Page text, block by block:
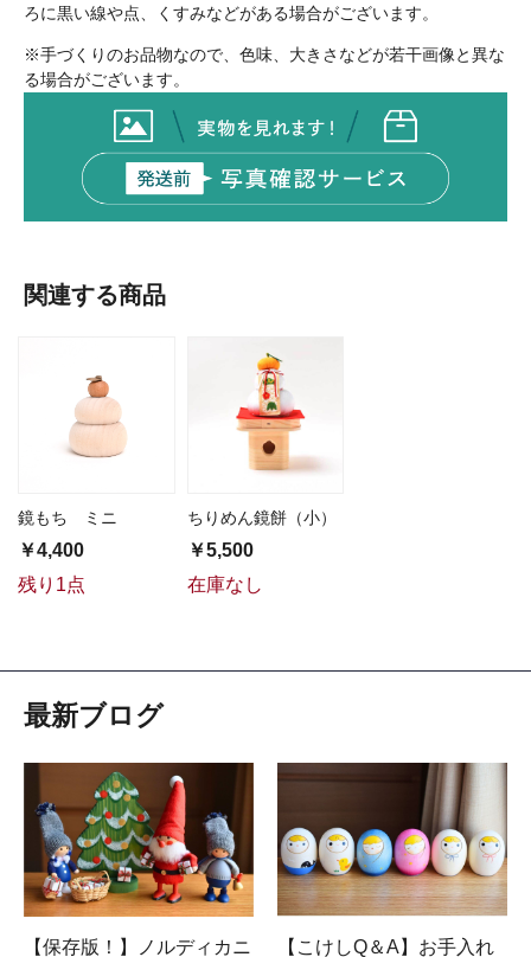
ろに黒い線や点、くすみなどがある場合がございます。
※手づくりのお品物なので、色味、大きさなどが若干画像と異な
る場合がございます。
関連する商品
鏡もち ミニ
￥4,400
残り1点
ちりめん鏡餅（小）
￥5,500
在庫なし
最新ブログ
【保存版！】ノルディカニ
【こけしQ＆A】お手入れ